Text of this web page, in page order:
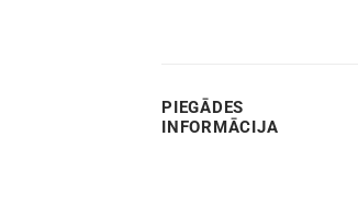
PIEGĀDES
INFORMĀCIJA